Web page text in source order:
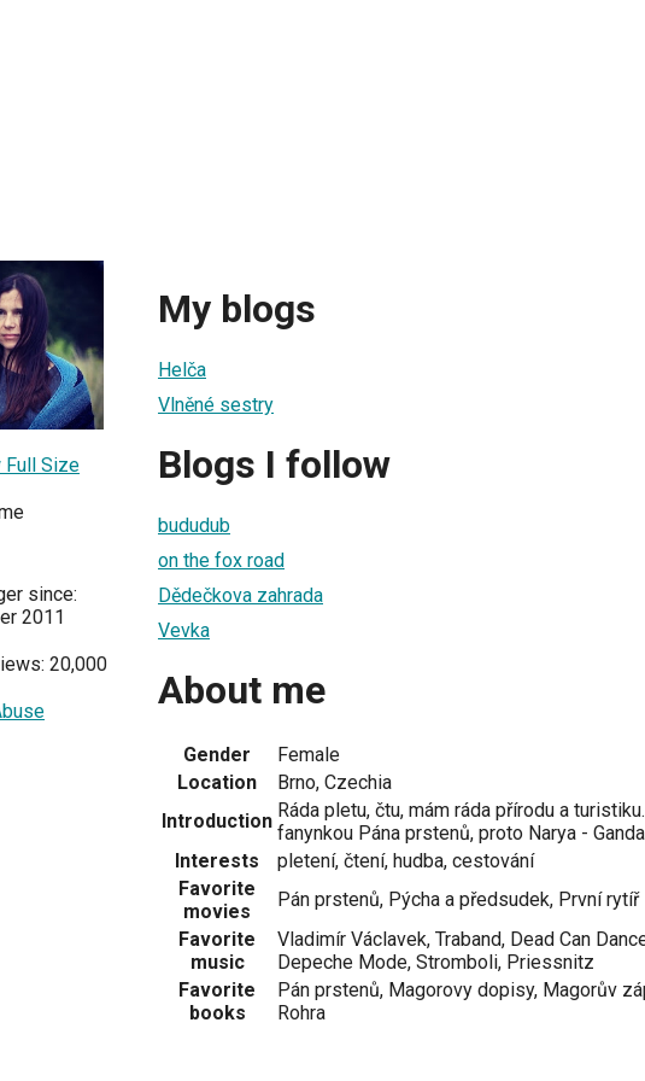
Full Size
since:
2011
20,000
My blogs
Helča
Vlněné sestry
Blogs I follow
bududub
on the fox road
Dědečkova zahrada
Vevka
About me
Gender
Female
Location
Brno, Czechia
Introduction Ráda pletu, čtu, mám ráda přírodu a
fanynkou Pána prstenů, proto Narya -
Interests
pletení, čtení, hudba, cestování
Favorite
movies
Pán prstenů, Pýcha a předsudek, První rytíř
Favorite
music
Vladimír Václavek, Traband, Dead Can
Depeche Mode, Stromboli, Priessnitz
Favorite
books
Pán prstenů, Magorovy dopisy, Magorův
Rohra